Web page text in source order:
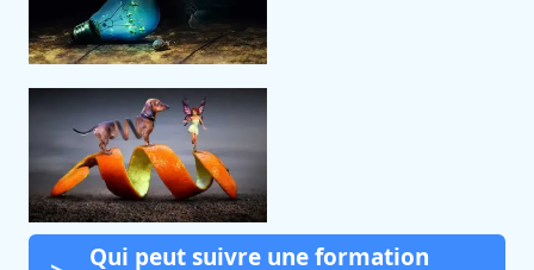
Qui peut suivre une formation